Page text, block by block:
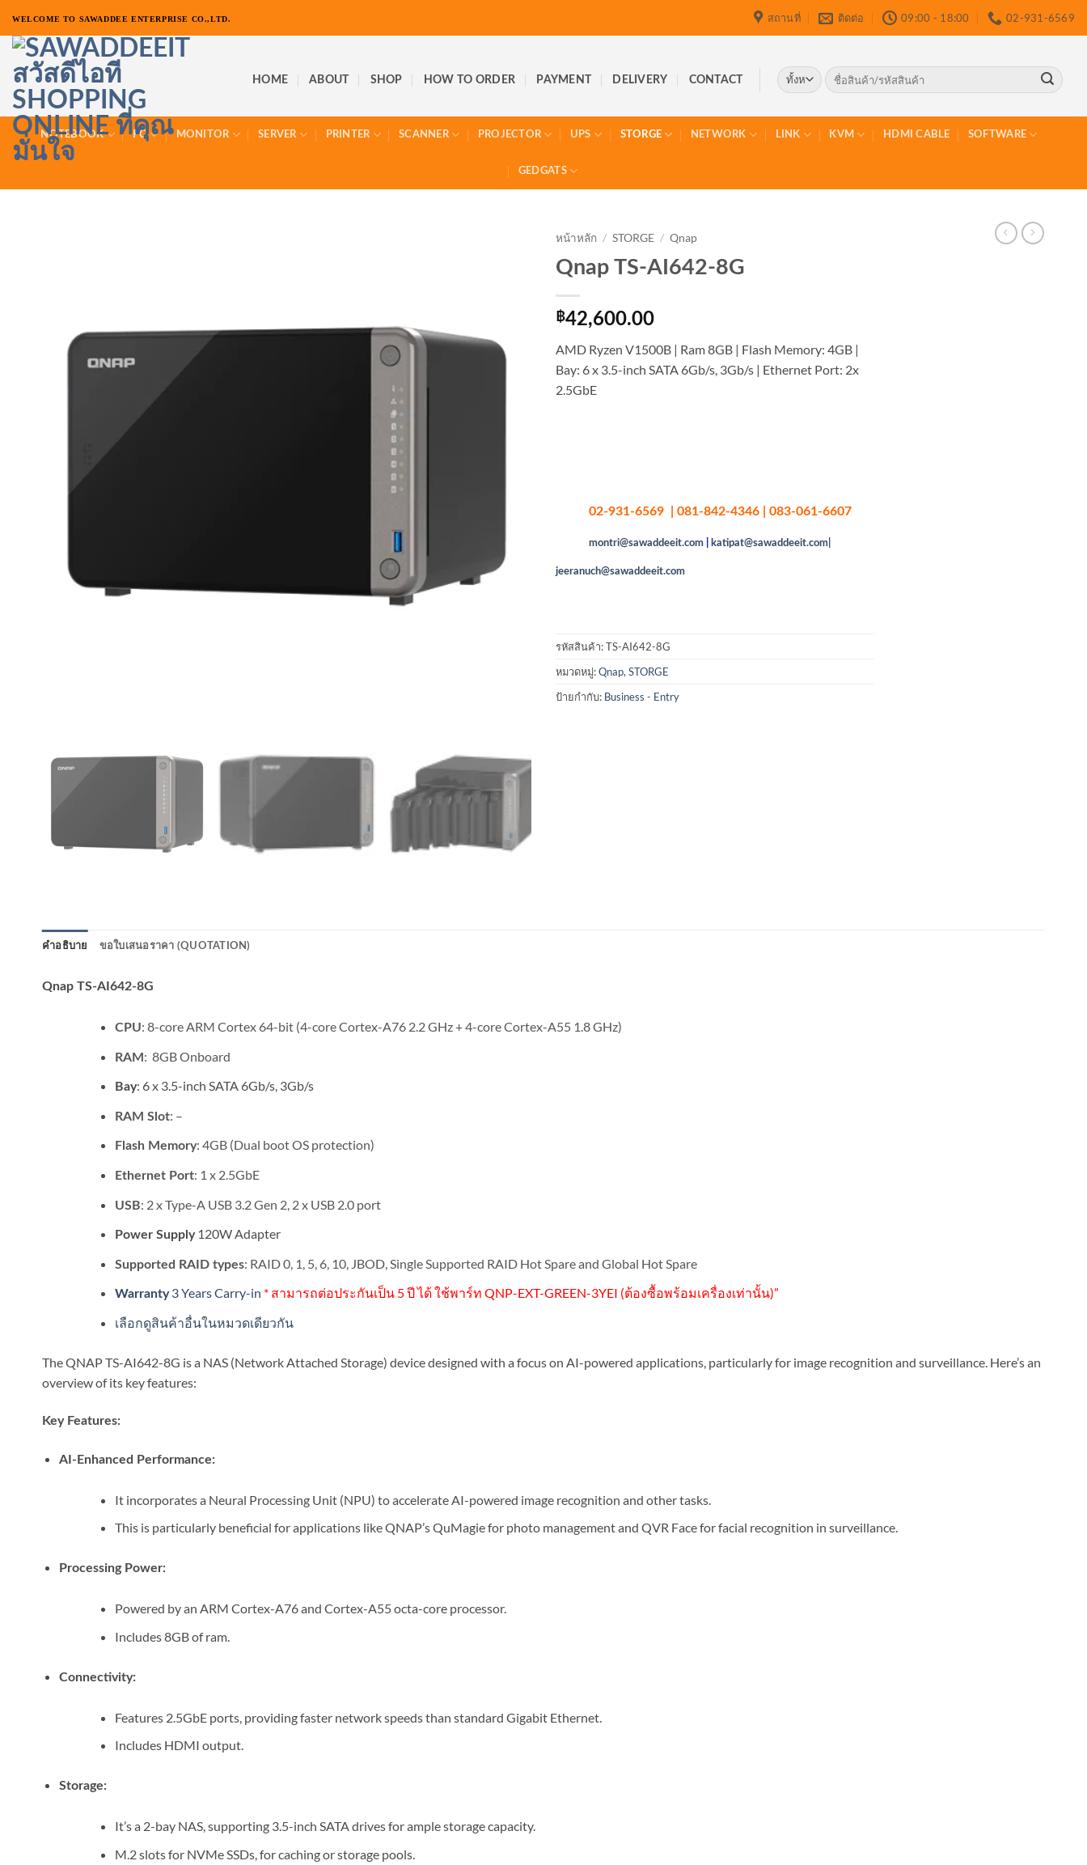
ยัง
เนื้อหา
WELCOME TO SAWADDEE ENTERPRISE CO.,LTD. สถานที่ ติดต่อ 09:00 - 18:00 02-931-6569
HOME ABOUT SHOP HOW TO ORDER PAYMENT DELIVERY CONTACT
ค้นหา:
NOTEBOOK PC MONITOR SERVER PRINTER SCANNER PROJECTOR UPS STORGE NETWORK LINK KVM HDMI CABLE SOFTWARE
GEDGATS
หน้าหลัก / STORGE / Qnap
Qnap TS-AI642-8G
฿42,600.00
AMD Ryzen V1500B | Ram 8GB | Flash Memory: 4GB |
Bay: 6 x 3.5-inch SATA 6Gb/s, 3Gb/s | Ethernet Port: 2x
2.5GbE
02-931-6569 | 081-842-4346 | 083-061-6607
montri@sawaddeeit.com katipat@sawaddeeit.com|
jeeranuch@sawaddeeit.com
รหัสสินค้า:TS-AI642-8G
หมวดหมู่:Qnap, STORGE
ป้ายกำกับ: Business - Entry
คำอธิบาย ขอใบเสนอราคา (QUOTATION)
Qnap TS-AI642-8G
CPU: 8-core ARM Cortex 64-bit (4-core Cortex-A76 2.2 GHz + 4-core Cortex-A55 1.8 GHz)
RAM: 8GB Onboard
Bay: 6 x 3.5-inch SATA 6Gb/s, 3Gb/s
RAM Slot: –
Flash Memory: 4GB (Dual boot OS protection)
Ethernet Port: 1 x 2.5GbE
USB: 2 x Type-A USB 3.2 Gen 2, 2 x USB 2.0 port
Power Supply120W Adapter
Supported RAID types: RAID 0, 1, 5, 6, 10, JBOD, Single Supported RAID Hot Spare and Global Hot Spare
Warranty3 Years Carry-in * สามารถต่อประกันเป็น 5 ปี ได้ ใช้พาร์ท QNP-EXT-GREEN-3YEI (ต้องซื้อพร้อมเครื่องเท่านั้น)”
เลือกดูสินค้าอื่นในหมวดเดียวกัน
The QNAP TS-AI642-8G is a NAS (Network Attached Storage) device designed with a focus on AI-powered applications, particularly for image recognition and surveillance. Here’s an
overview of its key features:
Key Features:
AI-Enhanced Performance:
It incorporates a Neural Processing Unit (NPU) to accelerate AI-powered image recognition and other tasks.
This is particularly beneficial for applications like QNAP’s QuMagie for photo management and QVR Face for facial recognition in surveillance.
Processing Power:
Powered by an ARM Cortex-A76 and Cortex-A55 octa-core processor.
Includes 8GB of ram.
Connectivity:
Features 2.5GbE ports, providing faster network speeds than standard Gigabit Ethernet.
Includes HDMI output.
Storage:
It’s a 2-bay NAS, supporting 3.5-inch SATA drives for ample storage capacity.
M.2 slots for NVMe SSDs, for caching or storage pools.